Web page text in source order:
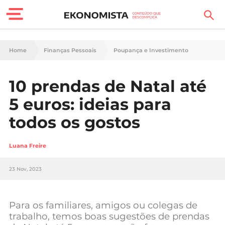
Finanças Pessoais
Carreira
Casa
Lifestyle
Sociedade
Negócios
Home Finanças Pessoais Poupança e Investimento
10 prendas de Natal até
5 euros: ideias para
todos os gostos
Luana Freire
23 Nov, 2023
Para os familiares, amigos ou colegas de
trabalho, temos boas sugestões de prendas